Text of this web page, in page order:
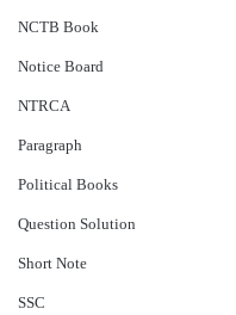
NCTB Book
Notice Board
NTRCA
Paragraph
Political Books
Question Solution
Short Note
‍SSC